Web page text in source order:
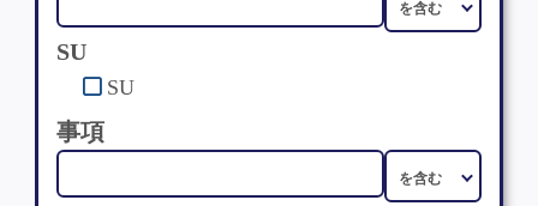
SU
SU
事項